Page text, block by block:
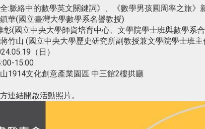
全:脈絡中的數學英文關鍵詞》、《數學男孩圓周率之旅》
華(國立臺灣大學數學系名譽教授)
立中央大學師資培育中心、文學院學士班與數學系合
竹山 (國立中央大學歷史研究所副教授兼文學院學士班主
（日）
15:00
1914文化創意產業園區 中三館2樓拱廳
連結開啟活動照片。